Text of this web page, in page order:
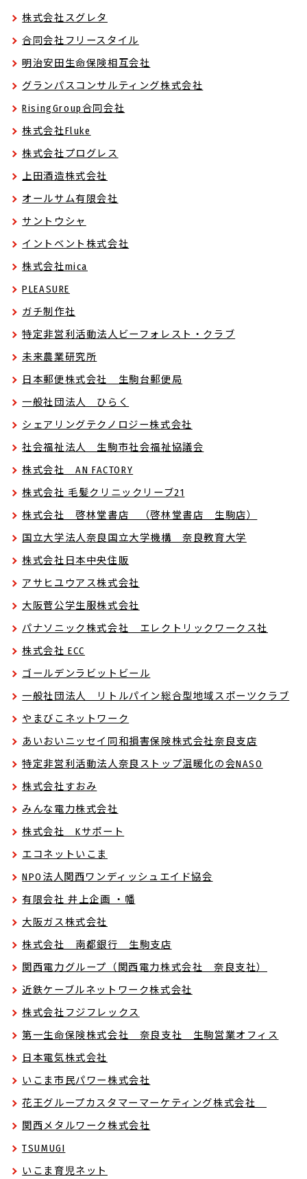
株式会社スグレタ
合同会社フリースタイル
明治安田生命保険相互会社
グランパスコンサルティング株式会社
RisingGroup合同会社
株式会社Fluke
株式会社プログレス
上田酒造株式会社
オールサム有限会社
サントウシャ
イントベント株式会社
株式会社mica
PLEASURE
ガチ制作社
特定非営利活動法人ビーフォレスト・クラブ
未来農業研究所
日本郵便株式会社 生駒台郵便局
一般社団法人 ひらく
シェアリングテクノロジー株式会社
社会福祉法人 生駒市社会福祉協議会
株式会社 AN FACTORY
株式会社 毛髪クリニックリーブ21
株式会社 啓林堂書店 （啓林堂書店 生駒店）
国立大学法人奈良国立大学機構 奈良教育大学
株式会社日本中央住販
アサヒユウアス株式会社
大阪菅公学生服株式会社
パナソニック株式会社 エレクトリックワークス社
株式会社 ECC
ゴールデンラビットビール
一般社団法人 リトルパイン総合型地域スポーツクラブ
やまびこネットワーク
あいおいニッセイ同和損害保険株式会社奈良支店
特定非営利活動法人奈良ストップ温暖化の会NASO
株式会社すおみ
みんな電力株式会社
株式会社 Kサポート
エコネットいこま
NPO法人関西ワンディッシュエイド協会
有限会社 井上企画 ・幡
大阪ガス株式会社
株式会社 南都銀行 生駒支店
関西電力グループ（関西電力株式会社 奈良支社）
近鉄ケーブルネットワーク株式会社
株式会社フジフレックス
第一生命保険株式会社 奈良支社 生駒営業オフィス
日本電気株式会社
いこま市民パワー株式会社
花王グループカスタマーマーケティング株式会社
関西メタルワーク株式会社
TSUMUGI
いこま育児ネット